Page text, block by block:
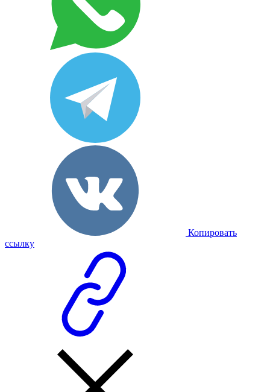
Копировать
ссылку